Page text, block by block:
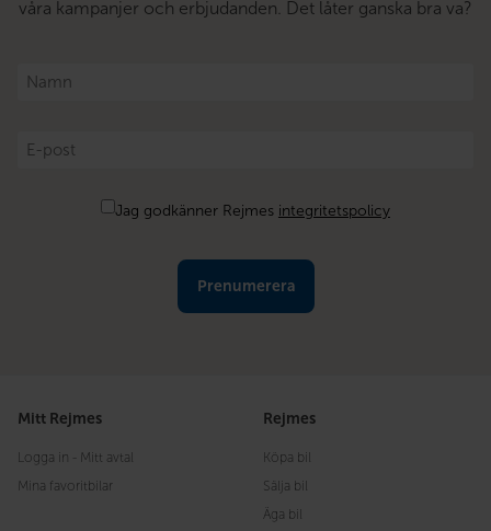
våra kampanjer och erbjudanden. Det låter ganska bra va?
Namn
E-
post
Jag godkänner Rejmes integritetspolicy
Mitt Rejmes
Logga in - Mitt avtal
Mina favoritbilar
Rejmes
Köpa bil
Sälja bil
Äga bil